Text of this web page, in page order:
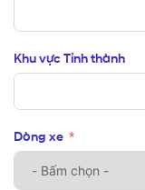
Khu vực Tỉnh thành
Dòng xe